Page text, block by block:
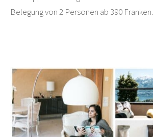
Belegung von 2 Personen ab 390 Franken.